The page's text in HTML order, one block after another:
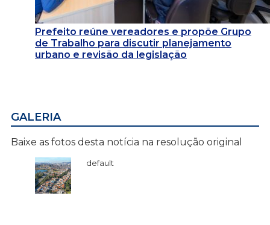
Prefeito reúne vereadores e propõe Grupo
de Trabalho para discutir planejamento
urbano e revisão da legislação
GALERIA
Baixe as fotos desta notícia na resolução original
default